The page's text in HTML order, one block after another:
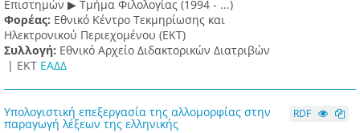
Επιστημών ▶ Τμήμα Φιλολογίας (1994 - ...)
Φορέας: Εθνικό Κέντρο Τεκμηρίωσης και
Ηλεκτρονικού Περιεχομένου (ΕΚΤ)
Συλλογή: Εθνικό Αρχείο Διδακτορικών Διατριβών
| ΕΚΤ ΕΑΔΔ
Υπολογιστική επεξεργασία της αλλομορφίας στην
παραγωγή λέξεων της ελληνικής
RDF